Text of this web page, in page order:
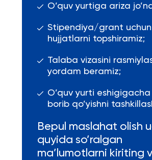
O’quv yurtiga ariza
Stipendiya/grant uchun
hujjatlarni topshiramiz;
Talaba vizasini
yordam beramiz;
O’quv yurti
borib qo’yishni
Bepul maslahat olish
quyida so’ralgan
ma’lumotlarni kiriting